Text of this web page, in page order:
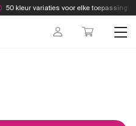
kleur variaties voor elke toepassing